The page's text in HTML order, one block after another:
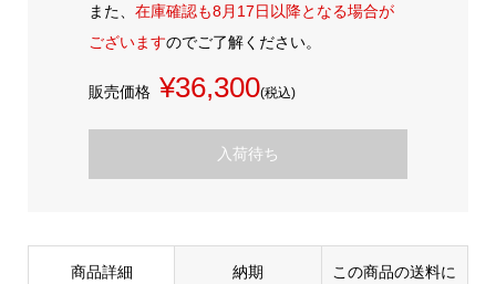
また、 在庫確認も8月17日以降となる場合が
ございますのでご了解ください。
販売価格 ¥36,300(税込)
入荷待ち
商品詳細 納期
この商品の送料に